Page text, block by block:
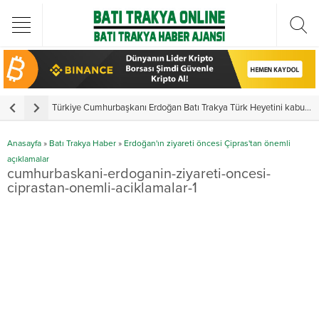
Türkiye Cumhurbaşkanı Erdoğan Batı Trakya Türk Heyetini kabul etti
Anasayfa » Batı Trakya Haber » Erdoğan'ın ziyareti öncesi Çipras'tan önemli
açıklamalar
cumhurbaskani-erdoganin-ziyareti-oncesi-
ciprastan-onemli-aciklamalar-1